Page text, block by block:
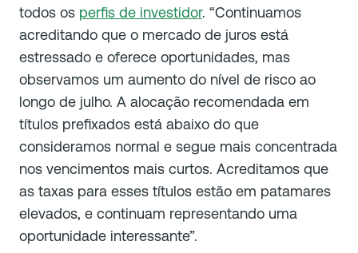
todos os perfis de investidor. “Continuamos
acreditando que o mercado de juros está
estressado e oferece oportunidades, mas
observamos um aumento do nível de risco ao
longo de julho. A alocação recomendada em
títulos prefixados está abaixo do que
consideramos normal e segue mais concentrada
nos vencimentos mais curtos. Acreditamos que
as taxas para esses títulos estão em patamares
elevados, e continuam representando uma
oportunidade interessante”.